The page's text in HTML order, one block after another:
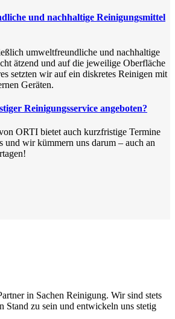
und nachhaltige Reinigungsmittel
umweltfreundliche und nachhaltige
ätzend und auf die jeweilige Oberfläche
setzten wir auf ein diskretes Reinigen mit
Geräten.
Reinigungsservice angeboten?
ORTI bietet auch kurzfristige Termine
und wir kümmern uns darum – auch an
in Sachen Reinigung. Wir sind stets
Stand zu sein und entwickeln uns stetig